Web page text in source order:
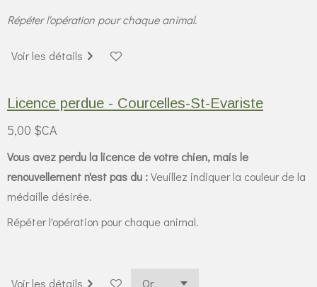
Répéter l'opération pour chaque animal.
Voir les détails
Licence perdue - Courcelles-St-Evariste
5,00 $CA
Vous avez perdu la licence de votre chien, mais le
renouvellement n'est pas du :Veuillez indiquer la couleur de la
médaille désirée.
Répéter l'opération pour chaque animal.
Voir les détails